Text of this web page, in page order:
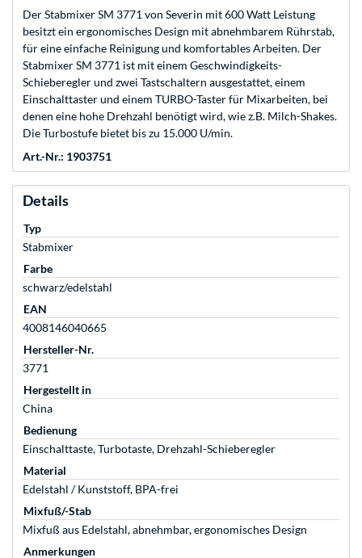
Der Stabmixer SM 3771 von Severin mit 600 Watt Leistung
besitzt ein ergonomisches Design mit abnehmbarem Rührstab,
für eine einfache Reinigung und komfortables Arbeiten. Der
Stabmixer SM 3771 ist mit einem Geschwindigkeits-
Schieberegler und zwei Tastschaltern ausgestattet, einem
Einschalttaster und einem TURBO-Taster für Mixarbeiten, bei
denen eine hohe Drehzahl benötigt wird, wie z.B. Milch-Shakes.
Die Turbostufe bietet bis zu 15.000 U/min.
Art.-Nr.: 1903751
Details
Typ
Stabmixer
Farbe
schwarz/edelstahl
EAN
4008146040665
Hersteller-Nr.
3771
Hergestellt in
China
Bedienung
Einschalttaste, Turbotaste, Drehzahl-Schieberegler
Material
Edelstahl / Kunststoff, BPA-frei
Mixfuß/-Stab
Mixfuß aus Edelstahl, abnehmbar, ergonomisches Design
Anmerkungen